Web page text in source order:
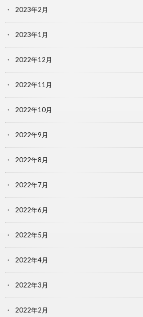
2023年2月
2023年1月
2022年12月
2022年11月
2022年10月
2022年9月
2022年8月
2022年7月
2022年6月
2022年5月
2022年4月
2022年3月
2022年2月